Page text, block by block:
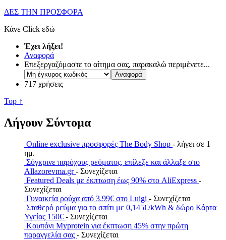
ΔΕΣ ΤΗΝ ΠΡΟΣΦΟΡΑ
Κάνε Click εδώ
Έχει λήξει!
Αναφορά
Επεξεργαζόμαστε το αίτημα σας, παρακαλώ περιμένετε...
717 χρήσεις
Top ↑
Λήγουν Σύντομα
Online exclusive προσφορές The Body Shop - λήγει σε 1
ημ.
Σύγκρινε παρόχους ρεύματος, επίλεξε και άλλαξε στο
Allazorevma.gr- Συνεχίζεται
Featured Deals με έκπτωση έως 90% στο AliExpress -
Συνεχίζεται
Γυναικεία ρούχα από 3.99€ στο Luigi - Συνεχίζεται
Σταθερό ρεύμα για το σπίτι με 0,145€/kWh & δώρο Κάρτα
Υγείας 150€ - Συνεχίζεται
Κουπόνι Myprotein για έκπτωση 45% στην πρώτη
παραγγελία σας - Συνεχίζεται